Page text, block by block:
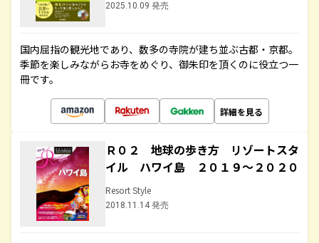
2025.10.09 発売
国内屈指の観光地であり、数多の寺院が建ち並ぶ古都・京都。
季節を楽しみながらお寺をめぐり、御朱印を頂くのに役立つ一
冊です。
詳細を見る
Ｒ０２ 地球の歩き方 リゾートスタ
イル ハワイ島 ２０１９～２０２０
Resort Style
2018.11.14 発売